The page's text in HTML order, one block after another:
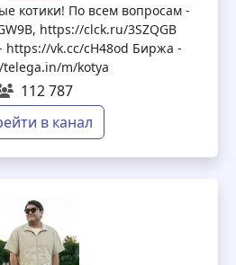
котики! По всем вопросам -
https://clck.ru/3SZQGB
https://vk.cc/cH48od Биржа -
m/kotya
112 787
в канал